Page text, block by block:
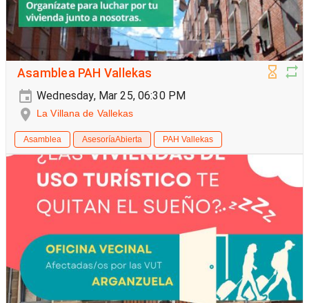
Asamblea PAH Vallekas
Wednesday, Mar 25, 06:30 PM
La Villana de Vallekas
Asamblea AsesoríaAbierta PAH Vallekas